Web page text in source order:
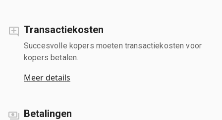
Transactiekosten
Succesvolle kopers moeten transactiekosten voor
kopers betalen.
Meer details
Betalingen